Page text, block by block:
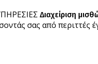
Διαχείριση
σας από περιττές